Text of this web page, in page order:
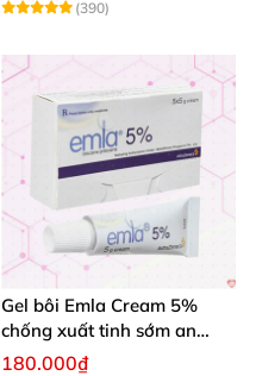
(390)
Gel bôi Emla Cream 5%
chống xuất tinh sớm an
toàn hiệu quả 5g
180.000₫